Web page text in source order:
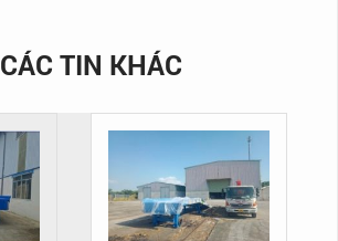
CÁC TIN KHÁC